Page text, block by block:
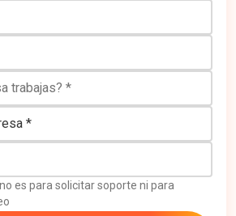
es para solicitar soporte ni para